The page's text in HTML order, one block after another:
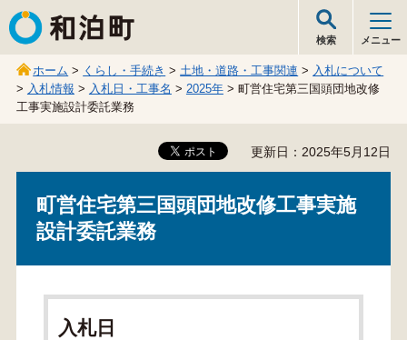
和泊町
検索 メニュー
ホーム > くらし・手続き >土地・道路・工事関連 > 入札について
> 入札情報 > 入札日・工事名 > 2025年> 町営住宅第三国頭団地改修
工事実施設計委託業務
更新日：2025年5月12日
町営住宅第三国頭団地改修工事実施
設計委託業務
入札日